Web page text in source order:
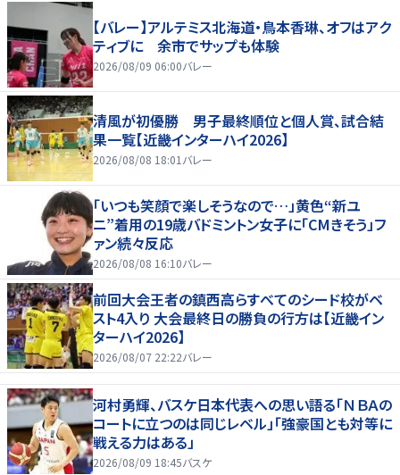
【バレー】アルテミス北海道・鳥本香琳、オフはアク
ティブに 余市でサップも体験
2026/08/09 06:00バレー
清風が初優勝 男子最終順位と個人賞、試合結
果一覧【近畿インターハイ2026】
2026/08/08 18:01 バレー
「いつも笑顔で楽しそうなので…」黄色“新ユ
ニ”着用の19歳バドミントン女子に「CMきそう」フ
ァン続々反応
2026/08/08 16:10バレー
前回大会王者の鎮西高らすべてのシード校がベ
スト4入り 大会最終日の勝負の行方は【近畿イン
ターハイ2026】
2026/08/07 22:22バレー
河村勇輝、バスケ日本代表への思い語る「ＮＢＡの
コートに立つのは同じレベル」「強豪国とも対等に
戦える力はある」
2026/08/09 18:45バスケ